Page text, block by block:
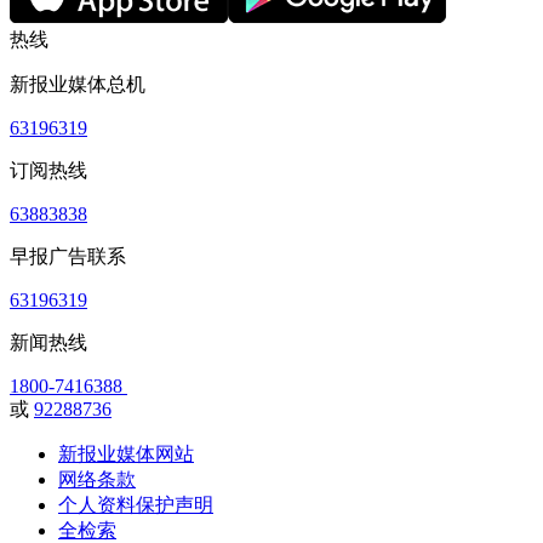
热线
新报业媒体总机
63196319
订阅热线
63883838
早报广告联系
63196319
新闻热线
1800-7416388
或 92288736
新报业媒体网站
网络条款
个人资料保护声明
全检索